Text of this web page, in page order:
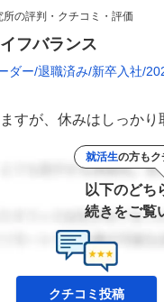
の評判・クチコミ・評価
フバランス
ダー 退職済み 新卒入社
すが、休みはしっか
就活生の方もク
以下のどち
続きをご覧
クチコミ投稿